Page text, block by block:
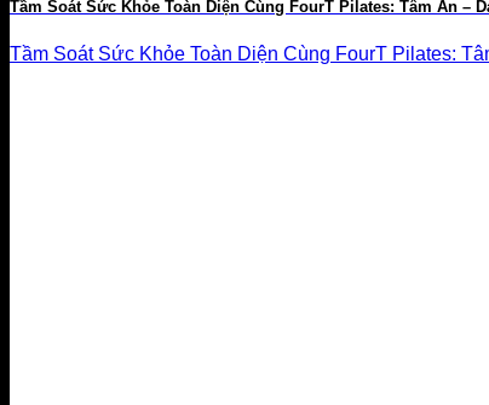
Tầm Soát Sức Khỏe Toàn Diện Cùng FourT Pilates: Tâm An –
Tầm Soát Sức Khỏe Toàn Diện Cùng FourT Pilates: